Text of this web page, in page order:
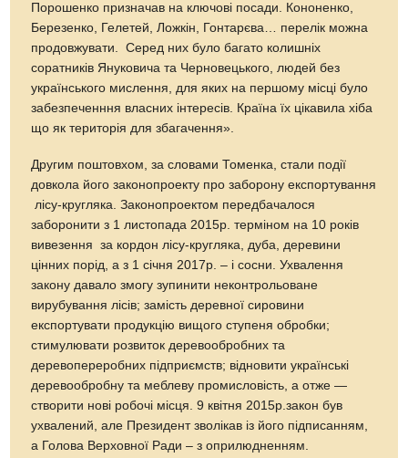
Порошенко призначав на ключові посади. Кононенко,
Березенко, Гелетей, Ложкін, Гонтарєва… перелік можна
продовжувати. Серед них було багато колишніх
соратників Януковича та Черновецького, людей без
українського мислення, для яких на першому місці було
забезпеченння власних інтересів. Країна їх цікавила хіба
що як територія для збагачення».
Другим поштовхом, за словами Томенка, стали події
довкола його законопроекту про заборону експортування
лісу-кругляка. Законопроектом передбачалося
заборонити з 1 листопада 2015р. терміном на 10 років
вивезення за кордон лісу-кругляка, дуба, деревини
цінних порід, а з 1 січня 2017р. – і сосни. Ухвалення
закону давало змогу зупинити неконтрольоване
вирубування лісів; замість деревної сировини
експортувати продукцію вищого ступеня обробки;
стимулювати розвиток деревообробних та
деревопереробних підприємств; відновити українські
деревообробну та меблеву промисловість, а отже —
створити нові робочі місця. 9 квітня 2015р.закон був
ухвалений, але Президент зволікав із його підписанням,
а Голова Верховної Ради – з оприлюдненням.